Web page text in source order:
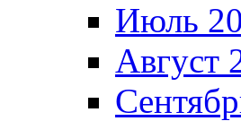
Июль
Август